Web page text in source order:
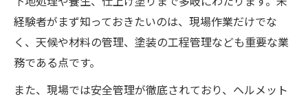
経験者がまず知っておきたいのは、現場作業だけでな
く、天候や材料の管理、塗装の工程管理なども重要な業
務である点です。
また、現場では安全管理が徹底されており、ヘルメット